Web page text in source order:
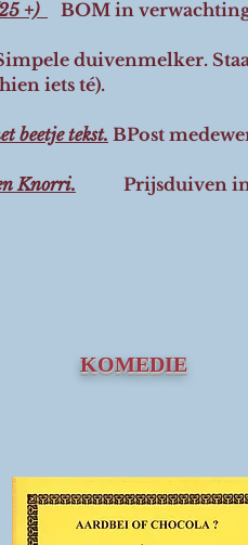
+) BOM in
duivenmelker.
iets té).
beetje tekst. BPost
Knorri. Prijsduiven
KOMEDIE